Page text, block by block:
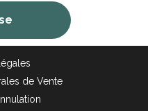
de Vente